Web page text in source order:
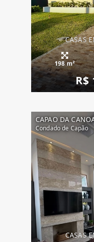
CASAS
198 m²
R$
CAPAO DA
Condado de Capão
CASAS